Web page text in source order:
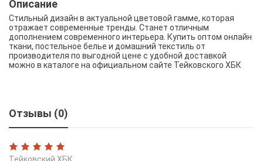
Описание
Стильный дизайн в актуальной цветовой гамме, которая
отражает современные тренды. Станет отличным
дополнением современного интерьера. Купить оптом онлайн
ткани, постельное белье и домашний текстиль от
производителя по выгодной цене с удобной доставкой
можно в каталоге на официальном сайте Тейковского ХБК
Отзывы (0)
Тейковский ХБК